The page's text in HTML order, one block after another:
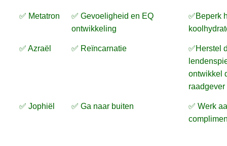
✅ Metatron
✅ Gevoeligheid en EQ
ontwikkeling
✅Beperk
✅ Azraël ✅ Reïncarnatie
✅Herstel
ontwikkel
raadgever
✅ Jophiël ✅ Ga naar buiten
✅ Werk